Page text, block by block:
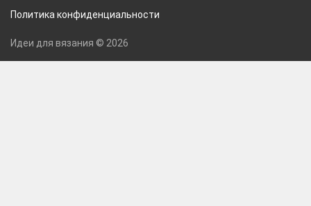
Политика конфиденциальности
Идеи для вязания © 2026